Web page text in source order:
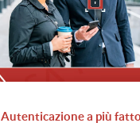
Autenticazione a più